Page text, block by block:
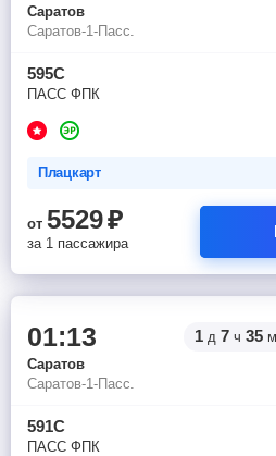
Саратов
Саратов-1-Пасс.
595С
ПАСС ФПК
Плацкарт
от 5529₽
за 1 пассажира
01:13 1 д 7 ч 35
Саратов
Саратов-1-Пасс.
591С
ПАСС ФПК